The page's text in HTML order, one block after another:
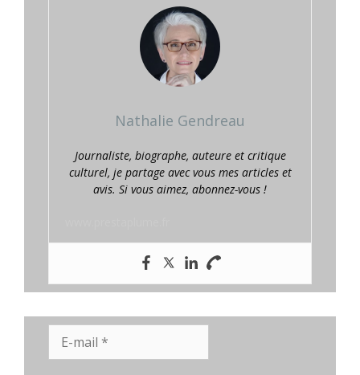
Nathalie Gendreau
Journaliste, biographe, auteure et critique
culturel, je partage avec vous mes articles et
avis. Si vous aimez, abonnez-vous !
mail